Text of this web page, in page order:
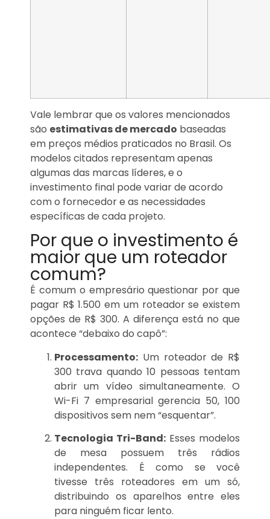
Vale lembrar que os valores mencionados
são estimativas de mercado baseadas
em preços médios praticados no Brasil. Os
modelos citados representam apenas
algumas das marcas líderes, e o
investimento final pode variar de acordo
com o fornecedor e as necessidades
específicas de cada projeto.
Por que o investimento é
maior que um roteador
comum?
É comum o empresário questionar por que
pagar R$ 1.500 em um roteador se existem
opções de R$ 300. A diferença está no que
acontece “debaixo do capô”:
Processamento: Um roteador de R$
300 trava quando 10 pessoas tentam
abrir um vídeo simultaneamente. O
Wi-Fi 7 empresarial gerencia 50, 100
dispositivos sem nem “esquentar”.
Tecnologia Tri-Band: Esses modelos
de mesa possuem três rádios
independentes. É como se você
tivesse três roteadores em um só,
distribuindo os aparelhos entre eles
para ninguém ficar lento.